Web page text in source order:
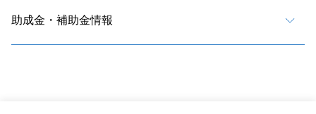
助成金・補助金情報